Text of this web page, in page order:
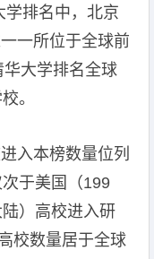
学排名中，北京
一所位于全球前
大学排名全球
。
入本榜数量位列
于美国（199
）高校进入研
校数量居于全球